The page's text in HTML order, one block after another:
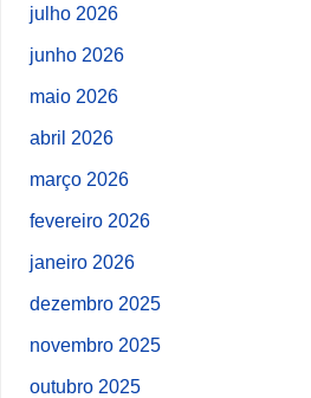
julho 2026
junho 2026
maio 2026
abril 2026
março 2026
fevereiro 2026
janeiro 2026
dezembro 2025
novembro 2025
outubro 2025